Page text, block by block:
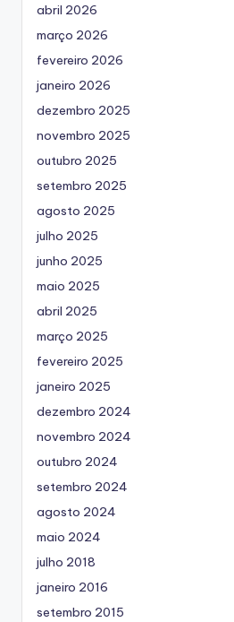
abril 2026
março 2026
fevereiro 2026
janeiro 2026
dezembro 2025
novembro 2025
outubro 2025
setembro 2025
agosto 2025
julho 2025
junho 2025
maio 2025
abril 2025
março 2025
fevereiro 2025
janeiro 2025
dezembro 2024
novembro 2024
outubro 2024
setembro 2024
agosto 2024
maio 2024
julho 2018
janeiro 2016
setembro 2015